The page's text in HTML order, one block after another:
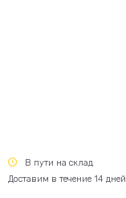
В пути на склад
Доставим в течение 14 дней